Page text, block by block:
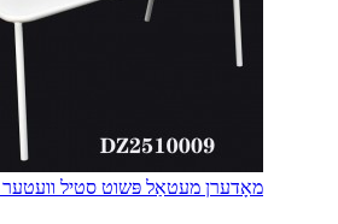
מאָדערן מעטאַל פּשוט סטיל